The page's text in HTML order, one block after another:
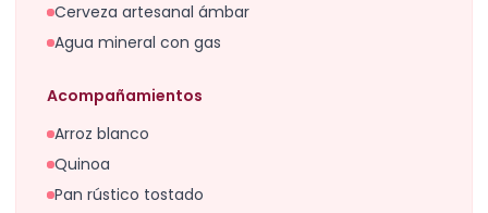
Cerveza artesanal ámbar
Agua mineral con gas
Acompañamientos
Arroz blanco
Quinoa
Pan rústico tostado